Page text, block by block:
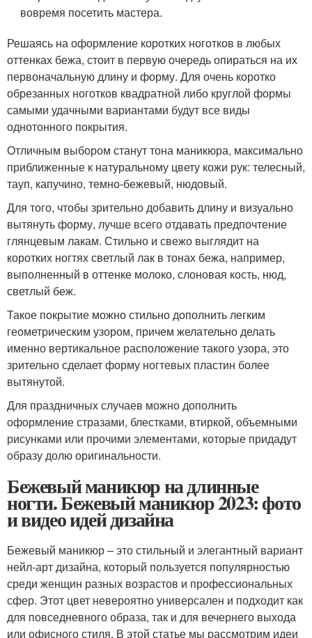
вовремя посетить мастера.
Решаясь на оформление коротких ноготков в любых
оттенках бежа, стоит в первую очередь опираться на их
первоначальную длину и форму. Для очень коротко
обрезанных ноготков квадратной либо круглой формы
самыми удачными вариантами будут все виды
однотонного покрытия.
Отличным выбором станут тона маникюра, максимально
приближенные к натуральному цвету кожи рук: телесный,
тауп, капучино, темно-бежевый, нюдовый.
Для того, чтобы зрительно добавить длину и визуально
вытянуть форму, лучше всего отдавать предпочтение
глянцевым лакам. Стильно и свежо выглядит на
коротких ногтях светлый лак в тонах бежа, например,
выполненный в оттенке молоко, слоновая кость, нюд,
светлый беж.
Такое покрытие можно стильно дополнить легким
геометрическим узором, причем желательно делать
именно вертикальное расположение такого узора, это
зрительно сделает форму ногтевых пластин более
вытянутой.
Для праздничных случаев можно дополнить
оформление стразами, блестками, втиркой, объемными
рисунками или прочими элементами, которые придадут
образу долю оригинальности.
Бежевый маникюр на длинные
ногти. Бежевый маникюр 2023: фото
и видео идей дизайна
Бежевый маникюр – это стильный и элегантный вариант
нейл-арт дизайна, который пользуется популярностью
среди женщин разных возрастов и профессиональных
сфер. Этот цвет невероятно универсален и подходит как
для повседневного образа, так и для вечернего выхода
или офисного стиля. В этой статье мы рассмотрим идеи